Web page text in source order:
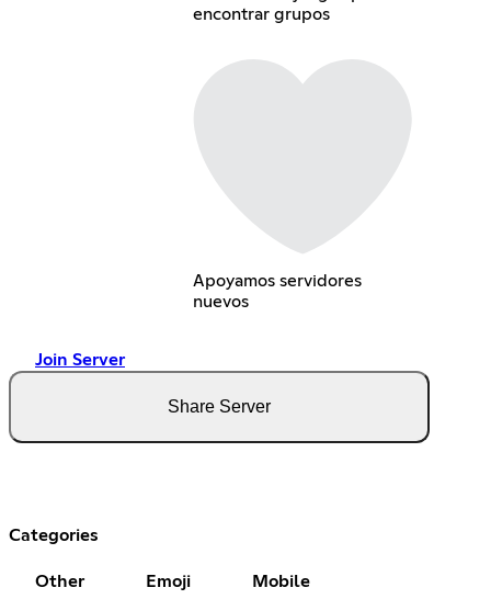
encontrar grupos
Apoyamos servidores
nuevos
Join Server
Share Server
Categories
Other Emoji Mobile